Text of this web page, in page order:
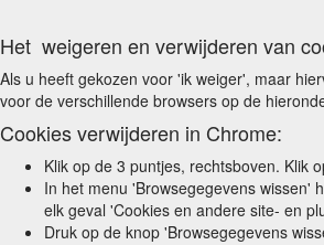
Het weigeren en verwijderen van
Als u heeft gekozen voor 'ik weiger', maar
voor de verschillende browsers op de
Cookies verwijderen in Chrome:
Klik op de 3 puntjes, rechtsboven. Klik
In het menu 'Browsegegevens wissen'
elk geval 'Cookies en andere site- en
Druk op de knop 'Browsegegevens